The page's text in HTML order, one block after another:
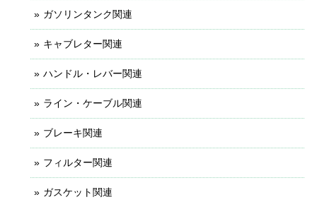
ガソリンタンク関連
キャブレター関連
ハンドル・レバー関連
ライン・ケーブル関連
ブレーキ関連
フィルター関連
ガスケット関連